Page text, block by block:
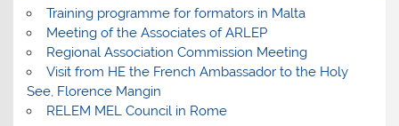
Training programme for formators in Malta
Meeting of the Associates of ARLEP
Regional Association Commission Meeting
Visit from HE the French Ambassador to the Holy
See, Florence Mangin
RELEM MEL Council in Rome